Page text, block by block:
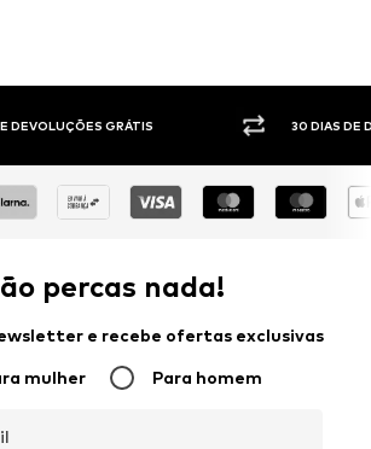
DIREITO DE DEVOLUÇÃO
percas nada!
e recebe ofertas exclusivas
mulher Para homem